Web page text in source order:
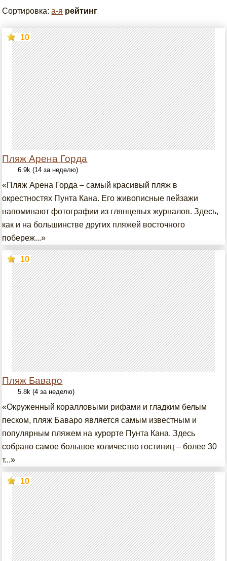
Сортировка:а-я рейтинг
Пляж Арена Горда
10
6.9k (14 за неделю)
«Пляж Арена Горда – самый красивый пляж в
окрестностях Пунта Кана. Его живописные пейзажи
напоминают фотографии из глянцевых журналов. Здесь,
как и на большинстве других пляжей восточного
побереж...»
Пляж Баваро
10
5.8k (4 за неделю)
«Окруженный коралловыми рифами и гладким белым
песком, пляж Баваро является самым известным и
популярным пляжем на курорте Пунта Кана. Здесь
собрано самое большое количество гостиниц – более 30
т...»
10